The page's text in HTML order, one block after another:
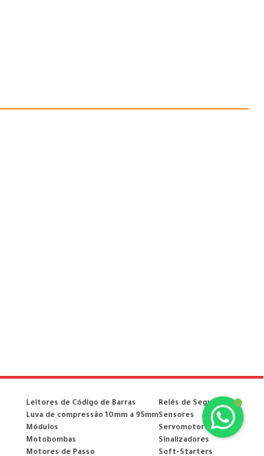
Leitores de Código de Barras
Luva de compressão 10mm a 95mm
Módulos
Motobombas
Motores de Passo
Relés de Segurança
Sensores
Servomotores
Sinalizadores
Soft-Starters